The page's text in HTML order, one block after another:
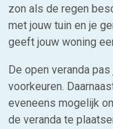
zon als de regen
met jouw tuin en je
geeft jouw woning
De open veranda
voorkeuren.
eveneens mogelijk
de veranda te